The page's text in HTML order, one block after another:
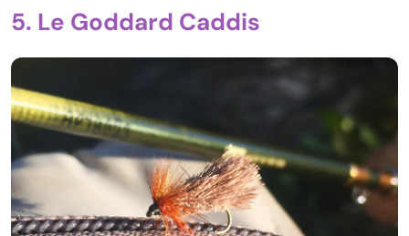
5. Le Goddard Caddis